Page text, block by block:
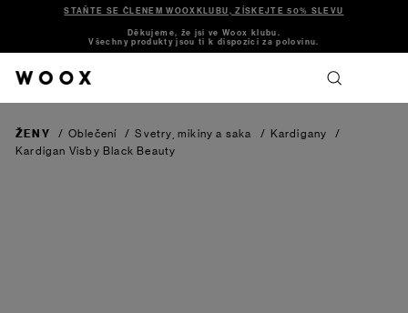
STAŇTE SE ČLENEM WOOXKLUBU, ZÍSKEJTE 50% SLEVU
Děkujeme, že jsi ve Woox klubu.
Všechny produkty jsou ti k dispozici za polovinu.
ŽENY / Oblečení / Svetry, mikiny a saka / Kardigany
/
Kardigan Visby Black Beauty